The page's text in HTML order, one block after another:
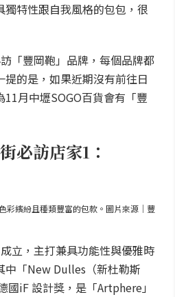
特性跟自我風格的包包，很
「豐岡鞄」品牌，每個品牌都
的是，如果近期沒有前往日
月中壢SOGO百貨會有「豐
必訪店家1：
彩繽紛且種類豐富的包款。圖片來源｜豐
立，主打兼具功能性與優雅時
中「New Dulles（新杜勒斯
國iF 設計獎，是「Artphere」